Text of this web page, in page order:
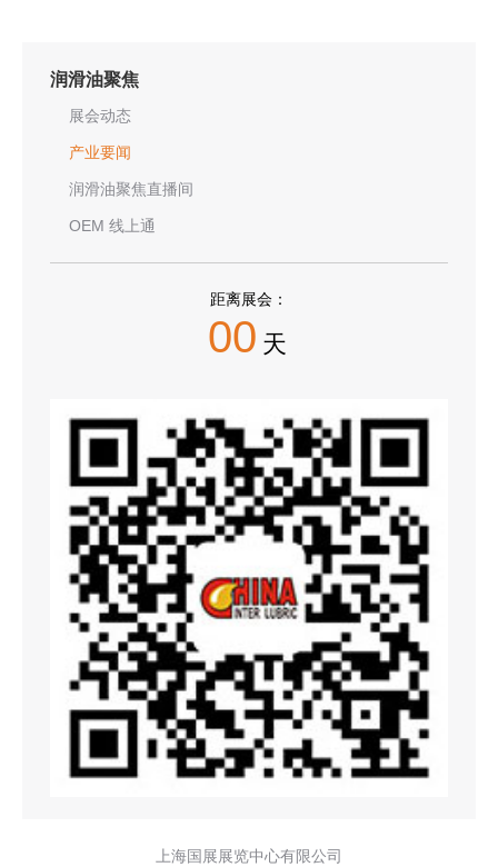
润滑油聚焦
展会动态
产业要闻
润滑油聚焦直播间
OEM 线上通
距离展会：
00 天
上海国展展览中心有限公司